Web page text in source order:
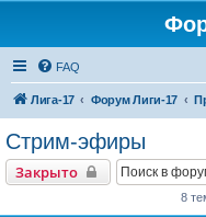
FAQ
Лига-17 Форум Лиги-17
Стрим-эфиры
Закрыто
8